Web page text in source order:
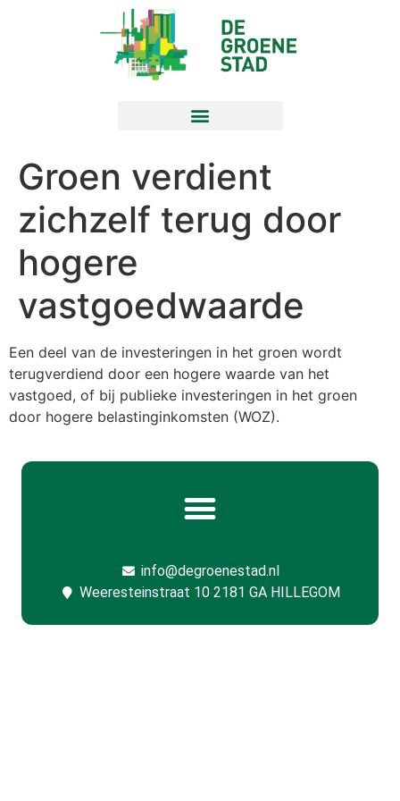
Groen verdient
zichzelf terug door
hogere
vastgoedwaarde
Een deel van de investeringen in het groen wordt
terugverdiend door een hogere waarde van het
vastgoed, of bij publieke investeringen in het groen
door hogere belastinginkomsten (WOZ).
info@degroenestad.nl
Weeresteinstraat 10 2181 GA HILLEGOM